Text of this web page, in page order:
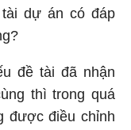
dự án có đáp
đề tài đã nhận
thì trong quá
được điều chỉnh